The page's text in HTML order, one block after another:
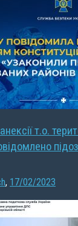
т.о.
, 17/02/2023